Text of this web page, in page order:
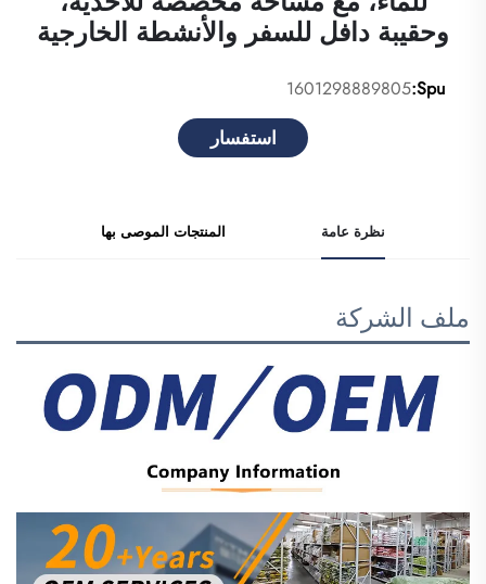
وحقيبة دافل للسفر والأنشطة الخارجية
Spu:
1601298889805
استفسار
نظرة عامة المنتجات الموصى بها
ملف الشركة